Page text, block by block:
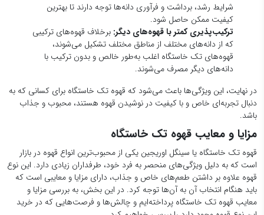
مزایا و معایب قهوه تک خاستگاه
قهوه تک خاستگاه یا سینگل اوریجین یکی از محبوب‌ترین انواع قهوه در بازار
است که به دلیل ویژگی‌های منحصر به فرد خود، طرفداران زیادی دارد. این نوع
قهوه علاوه بر داشتن طعم‌های خاص و جذاب، دارای مزایا و معایبی است که
باید هنگام انتخاب آن به آن‌ها توجه کرد. در این بخش، به بررسی مزایا و
معایب قهوه تک خاستگاه پرداخته‌ایم و چالش‌ها و فرصت‌هایی که در خرید
این نوع قهوه وجود دارد را بررسی خواهیم کرد.